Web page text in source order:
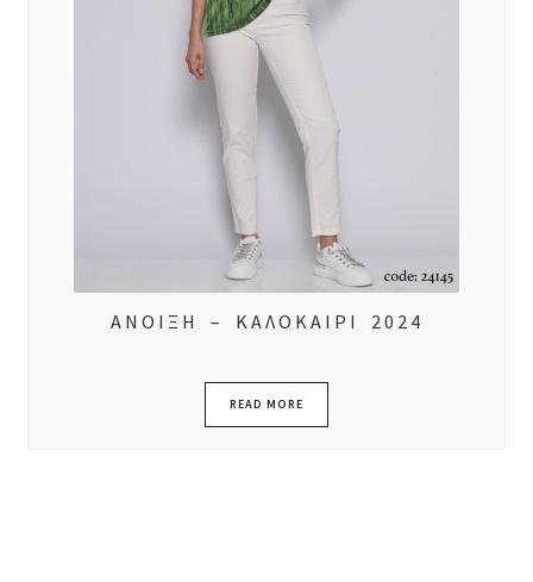
ΑΝΟΙΞΗ – ΚΑΛΟΚΑΙΡΙ 2024
READ MORE